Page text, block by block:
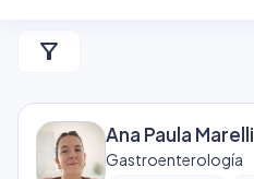
filter_alt
Ana Paula Marelli
Gastroenterología